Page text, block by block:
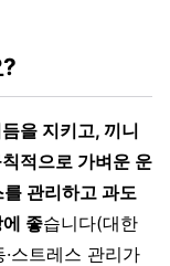
을 지키고, 끼니
적으로 가벼운 운
관리하고 과도
좋습니다(대한
스트레스 관리가